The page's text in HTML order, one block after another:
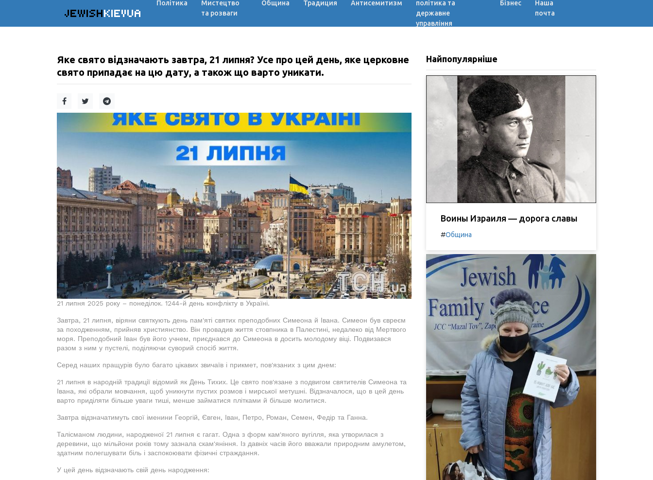
JEWISHKIEVUA
Політика
Мистецтво
та розваги
Община Традиция Антисемитизм
політика та
державне
управління
Бізнес
Наша
почта
Яке свято відзначають завтра, 21 липня? Усе про цей день, яке церковне
свято припадає на цю дату, а також що варто уникати.
21 липня 2025 року – понеділок. 1244-й день конфлікту в Україні.
Завтра, 21 липня, віряни святкують день пам'яті святих преподобних Симеона й Івана. Симеон був євреєм
за походженням, прийняв християнство. Він провадив життя стовпника в Палестині, недалеко від Мертвого
моря. Преподобний Іван був його учнем, приєднався до Симеона в досить молодому віці. Подвизався
разом з ним у пустелі, поділяючи суворий спосіб життя.
Серед наших пращурів було багато цікавих звичаїв і прикмет, пов'язаних з цим днем:
21 липня в народній традиції відомий як День Тихих. Це свято пов'язане з подвигом святителів Симеона та
Івана, які обрали мовчання, щоб уникнути пустих розмов і мирської метушні. Відзначалося, що в цей день
варто приділяти більше уваги тиші, менше займатися плітками й більше молитися.
Завтра відзначатимуть свої іменини Георгій, Євген, Іван, Петро, Роман, Семен, Федір та Ганна.
Талісманом людини, народженої 21 липня є гагат. Одна з форм кам'яного вугілля, яка утворилася з
деревини, що мільйони років тому зазнала скам'яніння. Із давніх часів його вважали природним амулетом,
здатним полегшувати біль і заспокоювати фізичні страждання.
У цей день відзначають свій день народження:
Найпопулярніше
Воины Израиля — дорога славы
#Община